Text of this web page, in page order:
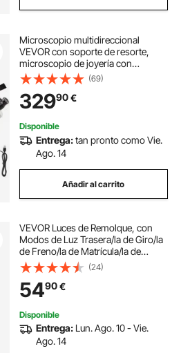
Microscopio multidireccional
VEVOR con soporte de resorte,
microscopio de joyería con
aumento de 7X-45X, soporte para
incrustaciones de microjoyas con
luz LED de anillo USB integrada,
microscopio de joyero para
incrustaciones de joyas
(69)
32990€
Disponible
Entrega:tan pronto como Vie.
Ago. 14
Añadir al carrito
VEVOR Luces de Remolque, con
Modos de Luz Trasera/la de Giro/la
de Freno/la de Matrícula/la de
Marcha Atrás, Kit de Iluminación
Impermeable para Barco, Camión,
RV, Rectangular, 110 x 120 x 58 mm
(24)
5490€
Disponible
Entrega: Lun. Ago. 10 - Vie.
Ago. 14